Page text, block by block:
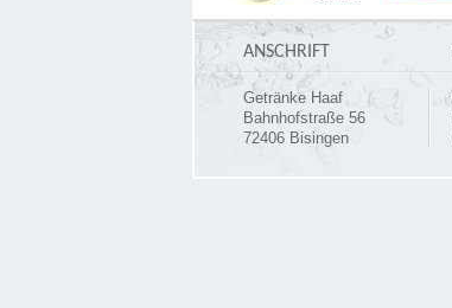
ANSCHRIFT
Getränke Haaf
Bahnhofstraße 56
72406 Bisingen